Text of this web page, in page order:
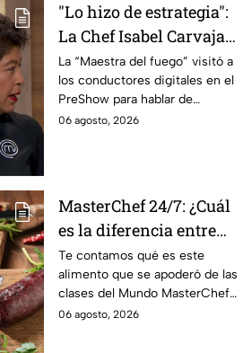
"Lo hizo de estrategia":
La Chef Isabel Carvajal
opina sobre la decisión
de Ramahá de subir a
Daniela al balcón de
MasterChef 24/7
La “Maestra del fuego” visitó a
los conductores digitales en el
PreShow para hablar de
algunos de los sucesos más
06 agosto, 2026
MasterChef 24/7: ¿Cuál
es la diferencia entre
morcilla y moronga?
Te contamos qué es este
alimento que se apoderó de las
clases del Mundo MasterChef
24/7.
06 agosto, 2026